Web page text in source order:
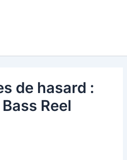
de hasard :
Reel